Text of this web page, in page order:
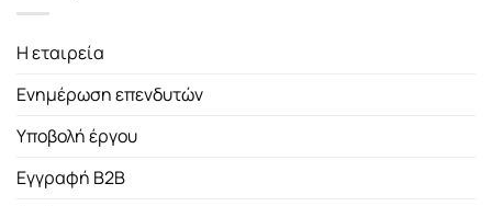
Η εταιρεία
Ενημέρωση επενδυτών
Υποβολή έργου
Εγγραφή B2B